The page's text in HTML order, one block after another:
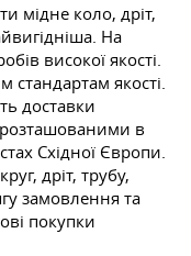
мідне коло, дріт,
На
високої якості.
стандартам якості.
доставки
в
Східної Європи.
дріт, трубу,
замовлення та
покупки